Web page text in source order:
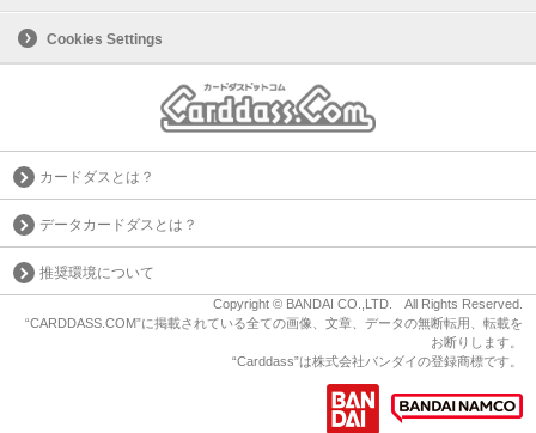
Cookies Settings
カードダスとは？
データカードダスとは？
推奨環境について
Copyright © BANDAI CO.,LTD. All Rights Reserved.
“CARDDASS.COM”に掲載されている全ての画像、文章、データの無断転用、転載を
お断りします。
“Carddass”は株式会社バンダイの登録商標です。